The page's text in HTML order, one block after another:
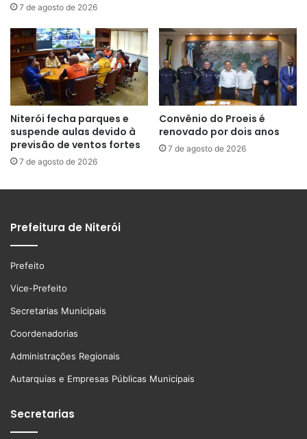
7 de agosto de 2026
Niterói fecha parques e
suspende aulas devido à
previsão de ventos fortes
7 de agosto de 2026
Convênio do Proeis é
renovado por dois anos
7 de agosto de 2026
Prefeitura de Niterói
Prefeito
Vice-Prefeito
Secretarias Municipais
Coordenadorias
Administrações Regionais
Autarquias e Empresas Públicas Municipais
Secretarias